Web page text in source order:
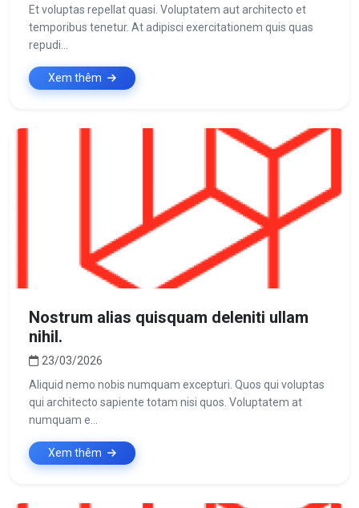
Et voluptas repellat quasi. Voluptatem aut architecto et
temporibus tenetur. At adipisci exercitationem quis quas
repudi...
Xem thêm
Nostrum alias quisquam deleniti ullam
nihil.
23/03/2026
Aliquid nemo nobis numquam excepturi. Quos qui voluptas
qui architecto sapiente totam nisi quos. Voluptatem at
numquam e...
Xem thêm